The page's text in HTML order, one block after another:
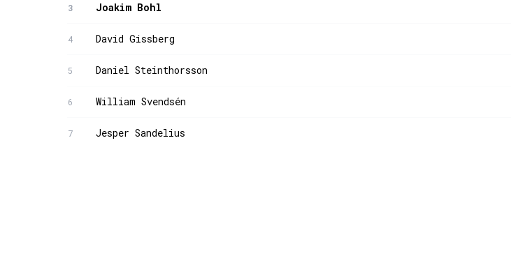
3 Joakim Bohl
4 David Gissberg
5 Daniel Steinthorsson
6 William Svendsén
7 Jesper Sandelius